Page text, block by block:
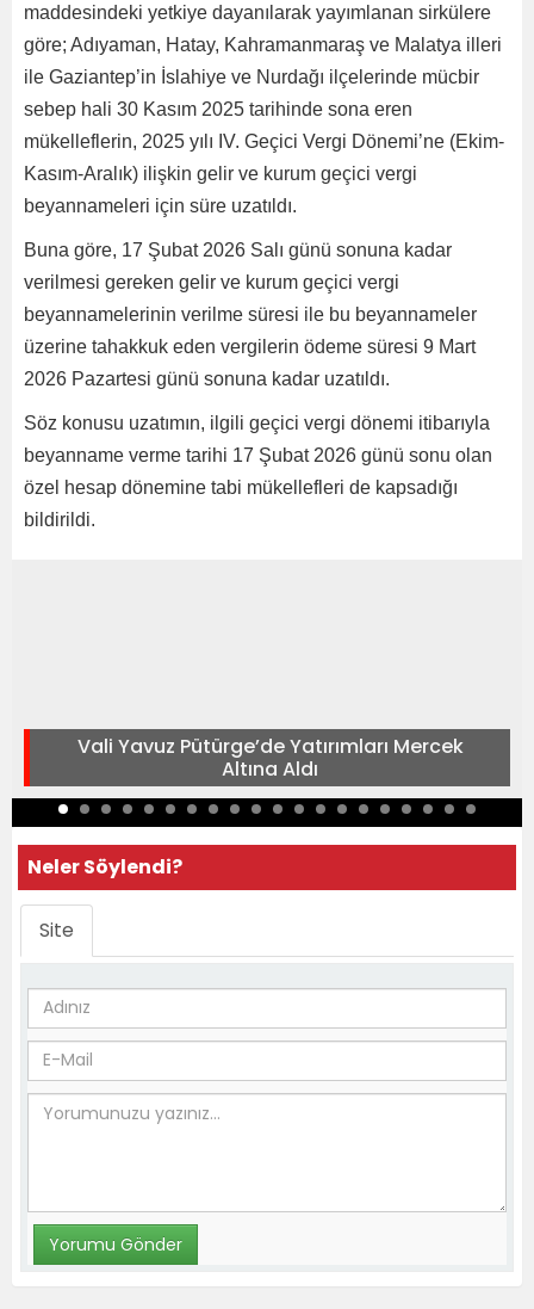
maddesindeki yetkiye dayanılarak yayımlanan sirkülere
göre; Adıyaman, Hatay, Kahramanmaraş ve Malatya illeri
ile Gaziantep’in İslahiye ve Nurdağı ilçelerinde mücbir
sebep hali 30 Kasım 2025 tarihinde sona eren
mükelleflerin, 2025 yılı IV. Geçici Vergi Dönemi’ne (Ekim-
Kasım-Aralık) ilişkin gelir ve kurum geçici vergi
beyannameleri için süre uzatıldı.
Buna göre, 17 Şubat 2026 Salı günü sonuna kadar
verilmesi gereken gelir ve kurum geçici vergi
beyannamelerinin verilme süresi ile bu beyannameler
üzerine tahakkuk eden vergilerin ödeme süresi 9 Mart
2026 Pazartesi günü sonuna kadar uzatıldı.
Söz konusu uzatımın, ilgili geçici vergi dönemi itibarıyla
beyanname verme tarihi 17 Şubat 2026 günü sonu olan
özel hesap dönemine tabi mükellefleri de kapsadığı
bildirildi.
Vali Yavuz Pütürge’de Yatırımları Mercek
Altına Aldı
Neler Söylendi?
Site